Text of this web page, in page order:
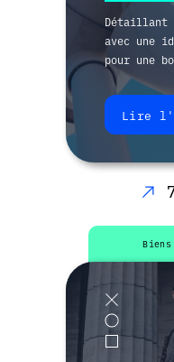
Lire
Détaillant
avec une
pour une
Biens